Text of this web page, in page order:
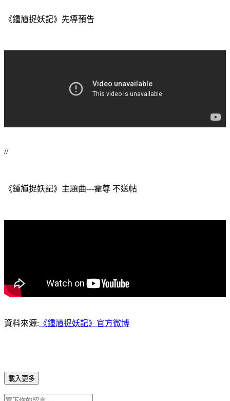
《鍾馗捉妖記》先導預告
//
《鍾馗捉妖記》主題曲---霍尊 不送帖
資料來源: 《鍾馗捉妖記》官方微博
載入更多